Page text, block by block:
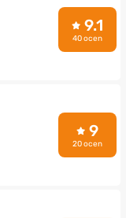
9.1
40 ocen
9
20 ocen